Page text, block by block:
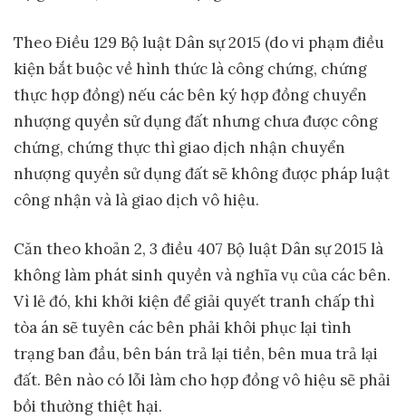
Theo Điều 129 Bộ luật Dân sự 2015 (do vi phạm điều
kiện bắt buộc về hình thức là công chứng, chứng
thực hợp đồng) nếu các bên ký hợp đồng chuyển
nhượng quyền sử dụng đất nhưng chưa được công
chứng, chứng thực thì giao dịch nhận chuyển
nhượng quyền sử dụng đất sẽ không được pháp luật
công nhận và là giao dịch vô hiệu.
Căn theo khoản 2, 3 điều 407 Bộ luật Dân sự 2015 là
không làm phát sinh quyền và nghĩa vụ của các bên.
Vì lẻ đó, khi khởi kiện để giải quyết tranh chấp thì
tòa án sẽ tuyên các bên phải khôi phục lại tình
trạng ban đầu, bên bán trả lại tiền, bên mua trả lại
đất. Bên nào có lỗi làm cho hợp đồng vô hiệu sẽ phải
bồi thường thiệt hại.